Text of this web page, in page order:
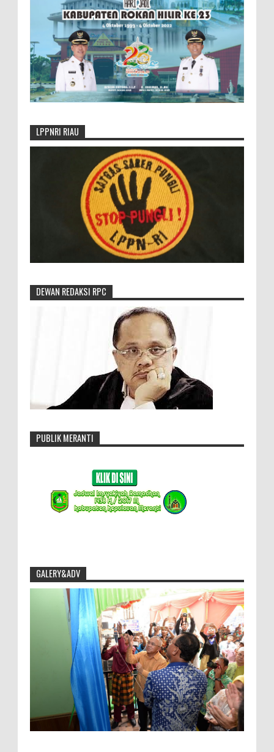
LPPNRI RIAU
DEWAN REDAKSI RPC
PUBLIK MERANTI
GALERY&ADV